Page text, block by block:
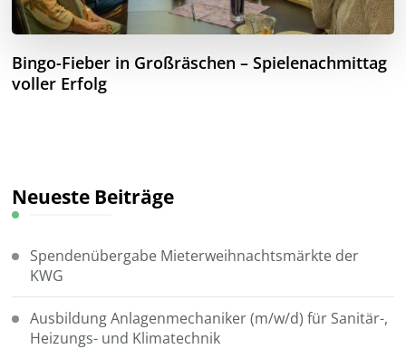
Bingo-Fieber in Großräschen – Spielenachmittag
voller Erfolg
Neueste Beiträge
Spendenübergabe Mieterweihnachtsmärkte der
KWG
Ausbildung Anlagenmechaniker (m/w/d) für Sanitär-,
Heizungs- und Klimatechnik